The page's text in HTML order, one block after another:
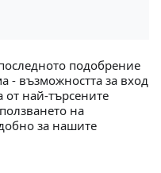
подобрение
- възможността за вход
от най-търсените
на
за нашите